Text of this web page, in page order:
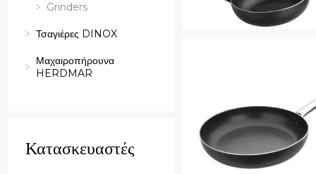
Grinders
Τσαγιέρες DINOX
Μαχαιροπήρουνα
HERDMAR
Κατασκευαστές